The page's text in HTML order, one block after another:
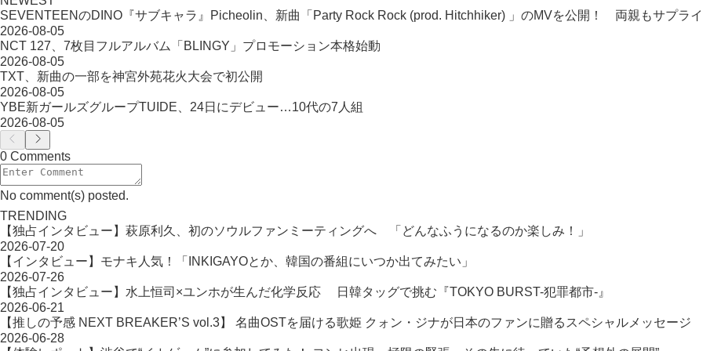
SEVENTEENのDINO『サブキャラ』Picheolin、新曲「Party Rock Rock (prod. Hitchhiker) 」のMVを公開！ 両親もサプラ
2026-08-05
NCT 127、7枚目フルアルバム「BLINGY」プロモーション本格始動
2026-08-05
TXT、新曲の一部を神宮外苑花火大会で初公開
2026-08-05
YBE新ガールズグループTUIDE、24日にデビュー…10代の7人組
2026-08-05
0 Comments
No comment(s) posted.
TRENDING
【独占インタビュー】萩原利久、初のソウルファンミーティングへ 「どんなふうになるのか楽しみ！」
2026-07-20
【インタビュー】モナキ人気！「INKIGAYOとか、韓国の番組にいつか出てみたい」
2026-07-26
【独占インタビュー】水上恒司×ユンホが生んだ化学反応 日韓タッグで挑む『TOKYO BURST-犯罪都市-』
2026-06-21
【推しの予感 NEXT BREAKER’S vol.3】 名曲OSTを届ける歌姫 クォン・ジナが日本のファンに贈るスペシャルメッセージ
2026-06-28